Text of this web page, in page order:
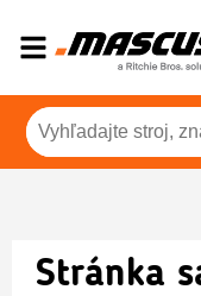
Stránka